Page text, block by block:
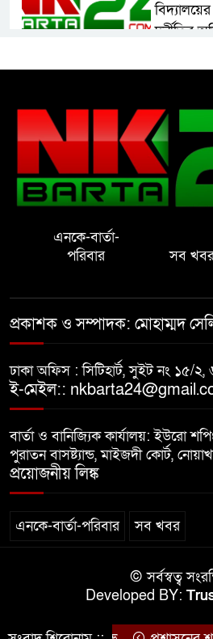
দুর্নীতির
সেলিম
সফল
হাতে
গভীর
পুরুষাঙ্গ
গ্রেপ্তার ৪
বাসি
এনকে-বার্তা-
পরিবার
সব
প্রকাশক ও সম্পাদক: মোহাম্মদ
ঢাকা অফিস : সিটিহার্ট, সুইট নং ১৫/
ই-মেইল::
বার্তা ও বানিজ্যিক কার্যালয়: ইউরো
পুরাতন বাসষ্ট্যান্ড, মাইজদী কোর্ট,
প্রয়োজনীয় লিঙ্ক
এনকে-বার্তা-পরিবার সব খবর
© সর্বস্বত্ব
Developed BY: